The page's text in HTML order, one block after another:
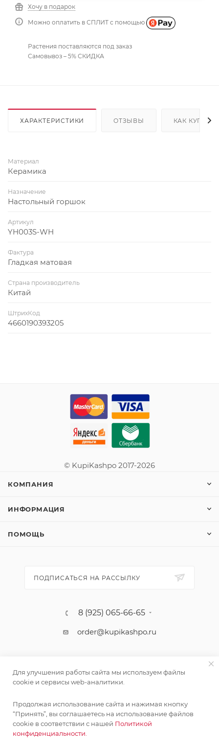
Хочу в подарок
Можно оплатить в СПЛИТ с помощью
Растения поставляются под заказ
Самовывоз – 5% СКИДКА
ХАРАКТЕРИСТИКИ ОТЗЫВЫ КАК КУПИТЬ
Материал
Керамика
Назначение
Настольный горшок
Артикул
YH003S-WH
Фактура
Гладкая матовая
Страна производитель
Китай
ШтрихКод
4660190393205
© KupiKashpo 2017-2026
КОМПАНИЯ
ИНФОРМАЦИЯ
ПОМОЩЬ
ПОДПИСАТЬСЯ НА РАССЫЛКУ
8 (925) 065-66-65
order@kupikashpo.ru
©КупиКашпо 2017-2026
Для улучшения работы сайта мы используем файлы
cookie и сервисы web-аналитики.
Продолжая использование сайта и нажимая кнопку
“Принять”, вы соглашаетесь на использование файлов
cookie в соответствии с нашей Политикой
конфиденциальности.